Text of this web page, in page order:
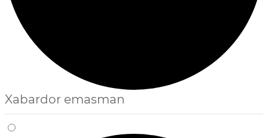
Xabardor emasman